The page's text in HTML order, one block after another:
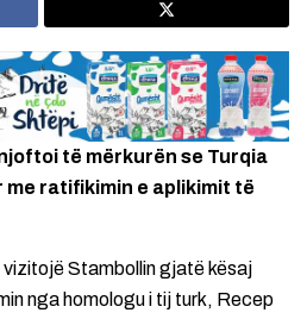
të mërkurën se Turqia
me ratifikimin e aplikimit të
Stambollin gjatë kësaj
nga homologu i tij turk, Recep